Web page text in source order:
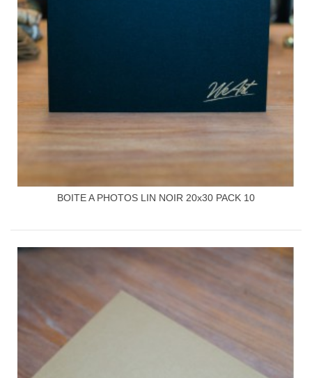
BOITE A PHOTOS LIN NOIR 20x30 PACK 10